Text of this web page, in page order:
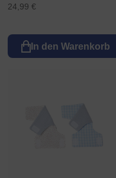
24,99 €
In den Warenkorb